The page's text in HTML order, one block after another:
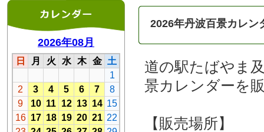
2026年丹波百景カレン
道の駅たばやま
景カレンダーを
【販売場所】